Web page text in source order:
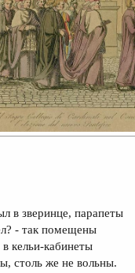
в зверинце, парапеты
- так помещены
в кельи-кабинеты
столь же не вольны.